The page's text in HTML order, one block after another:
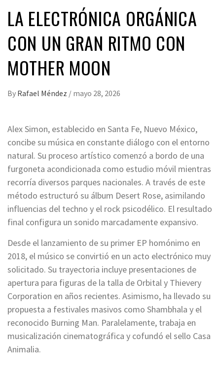
LA ELECTRÓNICA ORGÁNICA
CON UN GRAN RITMO CON
MOTHER MOON
By Rafael Méndez / mayo 28, 2026
Alex Simon, establecido en Santa Fe, Nuevo México,
concibe su música en constante diálogo con el entorno
natural. Su proceso artístico comenzó a bordo de una
furgoneta acondicionada como estudio móvil mientras
recorría diversos parques nacionales. A través de este
método estructuró su álbum Desert Rose, asimilando
influencias del techno y el rock psicodélico. El resultado
final configura un sonido marcadamente expansivo.
Desde el lanzamiento de su primer EP homónimo en
2018, el músico se convirtió en un acto electrónico muy
solicitado. Su trayectoria incluye presentaciones de
apertura para figuras de la talla de Orbital y Thievery
Corporation en años recientes. Asimismo, ha llevado su
propuesta a festivales masivos como Shambhala y el
reconocido Burning Man. Paralelamente, trabaja en
musicalización cinematográfica y cofundó el sello Casa
Animalia.